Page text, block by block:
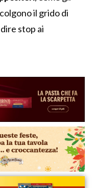
il grido di
stop ai